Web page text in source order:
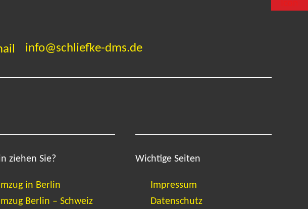
info@schliefke-dms.de
ziehen Sie?
in Berlin
Berlin – Schweiz
Wichtige Seiten
Impressum
Datenschutz